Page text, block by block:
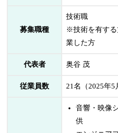
募集職種
技術職
※技術を有する
業した方
代表者 奥谷 茂
従業員数 21名（2025年5
音響・映像
供